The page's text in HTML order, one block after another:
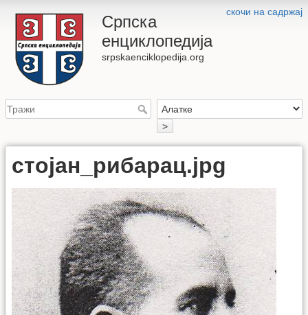
скочи на садржај
Српска
енциклопедија
srpskaenciklopedija.org
>
стојан_рибарац.jpg